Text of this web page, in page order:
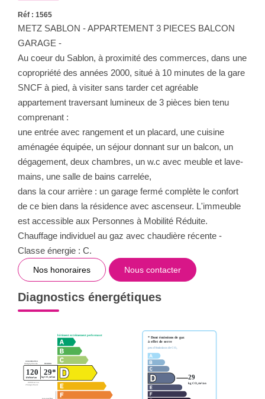
Réf : 1565
METZ SABLON - APPARTEMENT 3 PIECES BALCON
GARAGE -
Au coeur du Sablon, à proximité des commerces, dans une
copropriété des années 2000, situé à 10 minutes de la gare
SNCF à pied, à visiter sans tarder cet agréable
appartement traversant lumineux de 3 pièces bien tenu
comprenant :
une entrée avec rangement et un placard, une cuisine
aménagée équipée, un séjour donnant sur un balcon, un
dégagement, deux chambres, un w.c avec meuble et lave-
mains, une salle de bains carrelée,
dans la cour arrière : un garage fermé complète le confort
de ce bien dans la résidence avec ascenseur. L'immeuble
est accessible aux Personnes à Mobilité Réduite.
Chauffage individuel au gaz avec chaudière récente -
Classe énergie : C.
Nos honoraires Nous contacter
Diagnostics énergétiques